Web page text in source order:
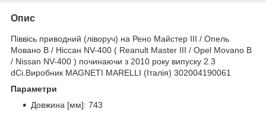
Опис
Піввісь приводний (ліворуч) на Рено Майстер III / Опель
Мовано B / Ніссан NV-400 ( Reanult Master III / Opel Movano B
/ Nissan NV-400 ) починаючи з 2010 року випуску 2.3
dCi.Виробник MAGNETI MARELLI (Італія) 302004190061
Параметри
Довжина [мм]: 743